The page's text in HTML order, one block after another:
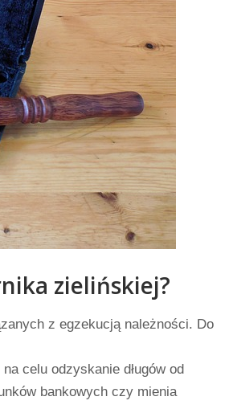
zielińskiej?
z egzekucją należności. Do
celu odzyskanie długów od
bankowych czy mienia